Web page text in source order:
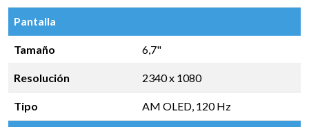
Pantalla
Tamaño 6,7"
Resolución 2340 x 1080
Tipo AM OLED, 120 Hz